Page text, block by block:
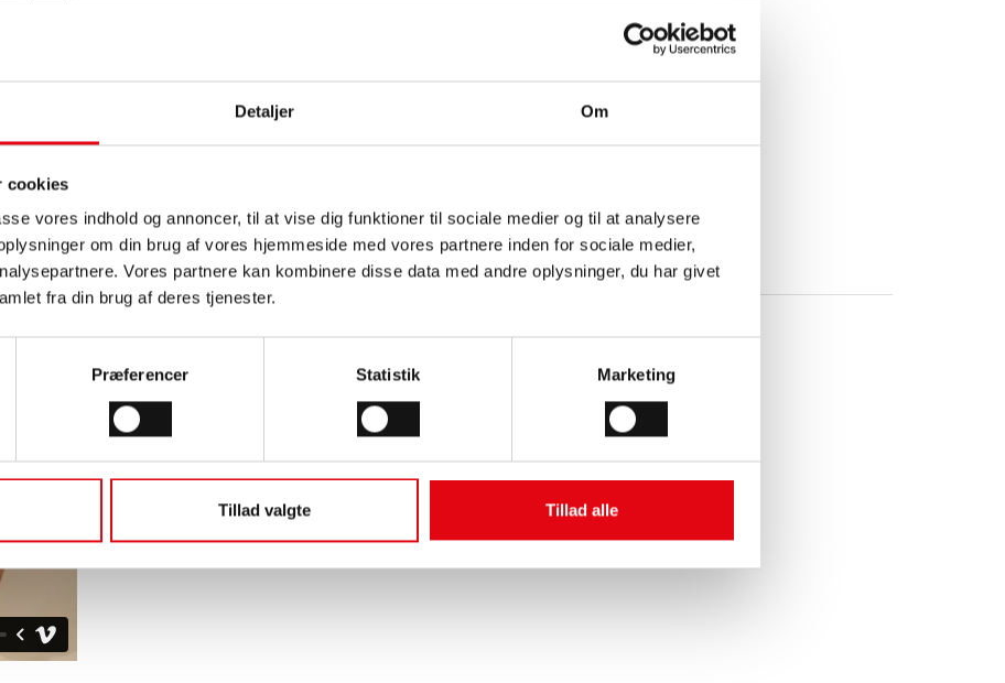
Detaljer Om
cookies
vores indhold og annoncer, til at vise dig funktioner til sociale medier og til at analysere
om din brug af vores hjemmeside med vores partnere inden for sociale medier,
Vores partnere kan kombinere disse data med andre oplysninger, du har givet
fra din brug af deres tjenester.
Præferencer Statistik Marketing
Tillad valgte Tillad alle
shop, da vi stort set altid har en bedre - og oftest billigere løsning - end TZ-måleren.
salgsteam, så vi sikrer, at du får købt de helt rigtige målere og stumper allerede fra starten!